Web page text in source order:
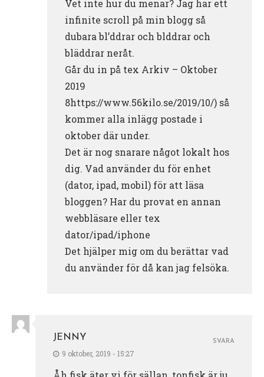
Vet inte hur du menar? Jag har ett
infinite scroll på min blogg så
dubara bl’ddrar och blddrar och
bläddrar neråt.
Går du in på tex Arkiv – Oktober
2019
8https://www.56kilo.se/2019/10/) så
kommer alla inlägg postade i
oktober där under.
Det är nog snarare något lokalt hos
dig. Vad använder du för enhet
(dator, ipad, mobil) för att läsa
bloggen? Har du provat en annan
webbläsare eller tex
dator/ipad/iphone
Det hjälper mig om du berättar vad
du använder för då kan jag felsöka.
JENNY
9 oktober, 2019 - 15:27
SVARA